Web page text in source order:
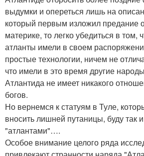
выдумки и опереться лишь на
который первым изложил предание
материке, то легко убедиться в том,
атланты имели в своем
простые технологии, ничем не
что имели в это время другие
Атлантида не имеет никакого
богов.
Но вернемся к статуям в Туле,
вносить лишней путаницы, буду так
"атлантами"….
Особое внимание целого ряда